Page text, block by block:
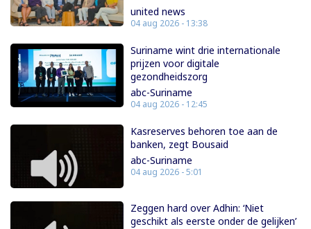
united news
04 aug 2026 - 13:38
Suriname wint drie internationale
prijzen voor digitale
gezondheidszorg
abc-Suriname
04 aug 2026 - 12:45
Kasreserves behoren toe aan de
banken, zegt Bousaid
abc-Suriname
04 aug 2026 - 5:01
Zeggen hard over Adhin: ‘Niet
geschikt als eerste onder de gelijken’